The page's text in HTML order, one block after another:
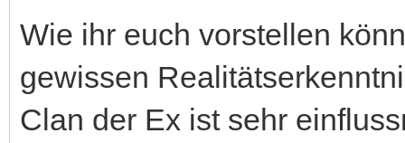
Wie ihr euch vorstellen
gewissen
Clan der Ex ist sehr